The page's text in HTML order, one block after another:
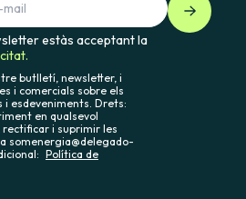
estàs acceptant la
butlletí, newsletter, i
i comercials sobre els
i esdeveniments. Drets:
en qualsevol
rectificar i suprimir les
somenergia@delegado-
Política de